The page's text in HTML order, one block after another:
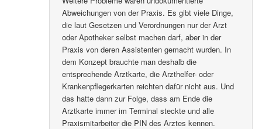
Abweichungen von der Praxis. Es gibt viele Dinge,
die laut Gesetzen und Verordnungen nur der Arzt
oder Apotheker selbst machen darf, aber in der
Praxis von deren Assistenten gemacht wurden. In
dem Konzept brauchte man deshalb die
entsprechende Arztkarte, die Arzthelfer- oder
Krankenpflegerkarten reichten dafür nicht aus. Und
das hatte dann zur Folge, dass am Ende die
Arztkarte immer im Terminal steckte und alle
Praxismitarbeiter die PIN des Arztes kennen.